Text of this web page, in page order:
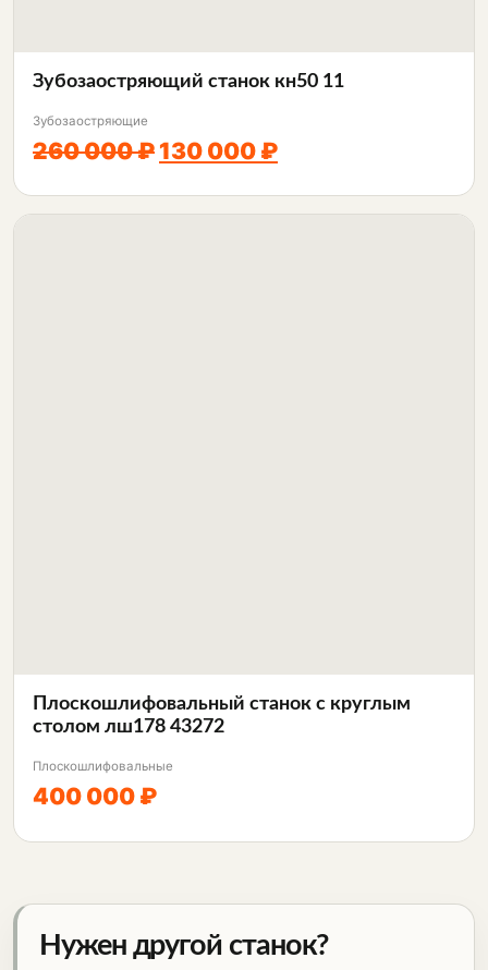
Зубозаостряющий станок кн50 11
Зубозаостряющие
260 000 ₽ 130 000 ₽
Плоскошлифовальный станок с круглым
столом лш178 43272
Плоскошлифовальные
400 000 ₽
Нужен другой станок?